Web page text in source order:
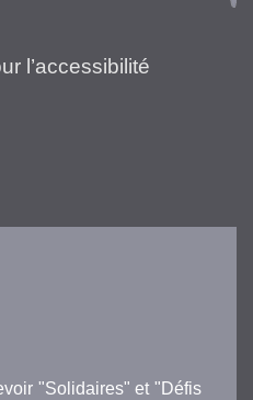
l’accessibilité
"Solidaires" et "Défis